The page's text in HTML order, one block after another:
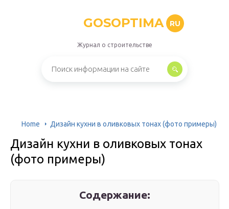
GOSOPTIMA RU
Журнал о строительстве
Home Дизайн кухни в оливковых тонах (фото примеры)
Дизайн кухни в оливковых тонах
(фото примеры)
Содержание: